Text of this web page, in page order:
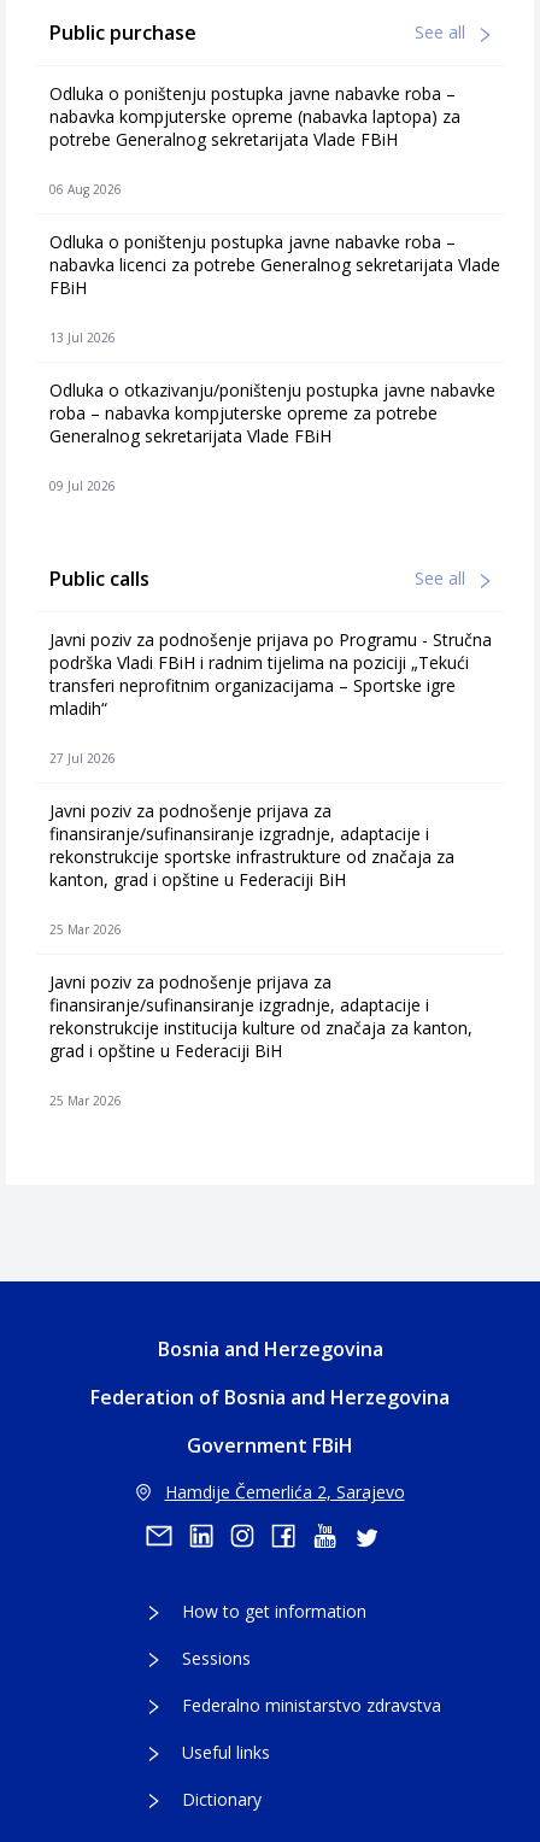
Public purchase See all
Odluka o poništenju postupka javne nabavke roba –
nabavka kompjuterske opreme (nabavka laptopa) za
potrebe Generalnog sekretarijata Vlade FBiH
06 Aug 2026
Odluka o poništenju postupka javne nabavke roba –
nabavka licenci za potrebe Generalnog sekretarijata Vlade
FBiH
13 Jul 2026
Odluka o otkazivanju/poništenju postupka javne nabavke
roba – nabavka kompjuterske opreme za potrebe
Generalnog sekretarijata Vlade FBiH
09 Jul 2026
Public calls See all
Javni poziv za podnošenje prijava po Programu - Stručna
podrška Vladi FBiH i radnim tijelima na poziciji „Tekući
transferi neprofitnim organizacijama – Sportske igre
mladih“
27 Jul 2026
Javni poziv za podnošenje prijava za
finansiranje/sufinansiranje izgradnje, adaptacije i
rekonstrukcije sportske infrastrukture od značaja za
kanton, grad i opštine u Federaciji BiH
25 Mar 2026
Javni poziv za podnošenje prijava za
finansiranje/sufinansiranje izgradnje, adaptacije i
rekonstrukcije institucija kulture od značaja za kanton,
grad i opštine u Federaciji BiH
25 Mar 2026
Bosnia and Herzegovina
Federation of Bosnia and Herzegovina
Government FBiH
Hamdije Čemerlića 2, Sarajevo
How to get information
Sessions
Federalno ministarstvo zdravstva
Useful links
Dictionary